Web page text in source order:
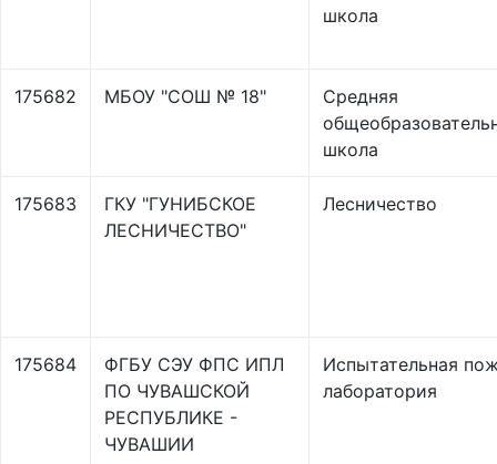
школа
175682 МБОУ "СОШ № 18"
Средняя
школа
175683
ГКУ "ГУНИБСКОЕ
ЛЕСНИЧЕСТВО"
Лесничество
175684
ФГБУ СЭУ ФПС ИПЛ
ПО ЧУВАШСКОЙ
РЕСПУБЛИКЕ -
ЧУВАШИИ
Испытательная
лаборатория